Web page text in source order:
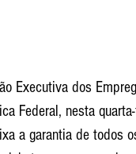
Executiva dos
Federal, nesta
a garantia de todos